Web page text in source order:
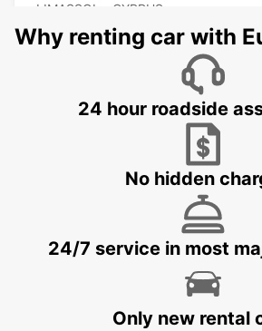
LIMASSOL - CYPRUS
NICOSIA
Why renting car with
24 hour roadside
No hidden
24/7 service in most
Only new rental